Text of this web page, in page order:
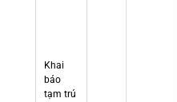
Khai
báo
tạm trú